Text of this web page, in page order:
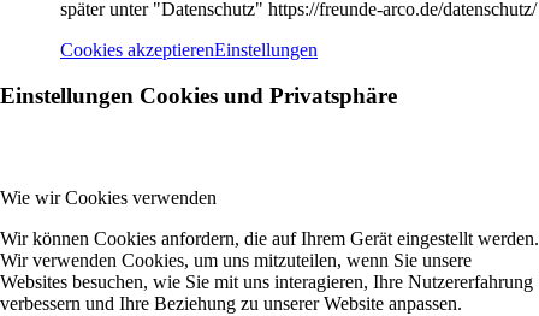
später unter "Datenschutz" https://freunde-arco.de/datenschutz/
Cookies akzeptierenEinstellungen
Einstellungen Cookies und Privatsphäre
Wie wir Cookies verwenden
Wir können Cookies anfordern, die auf Ihrem Gerät eingestellt werden.
Wir verwenden Cookies, um uns mitzuteilen, wenn Sie unsere
Websites besuchen, wie Sie mit uns interagieren, Ihre Nutzererfahrung
verbessern und Ihre Beziehung zu unserer Website anpassen.